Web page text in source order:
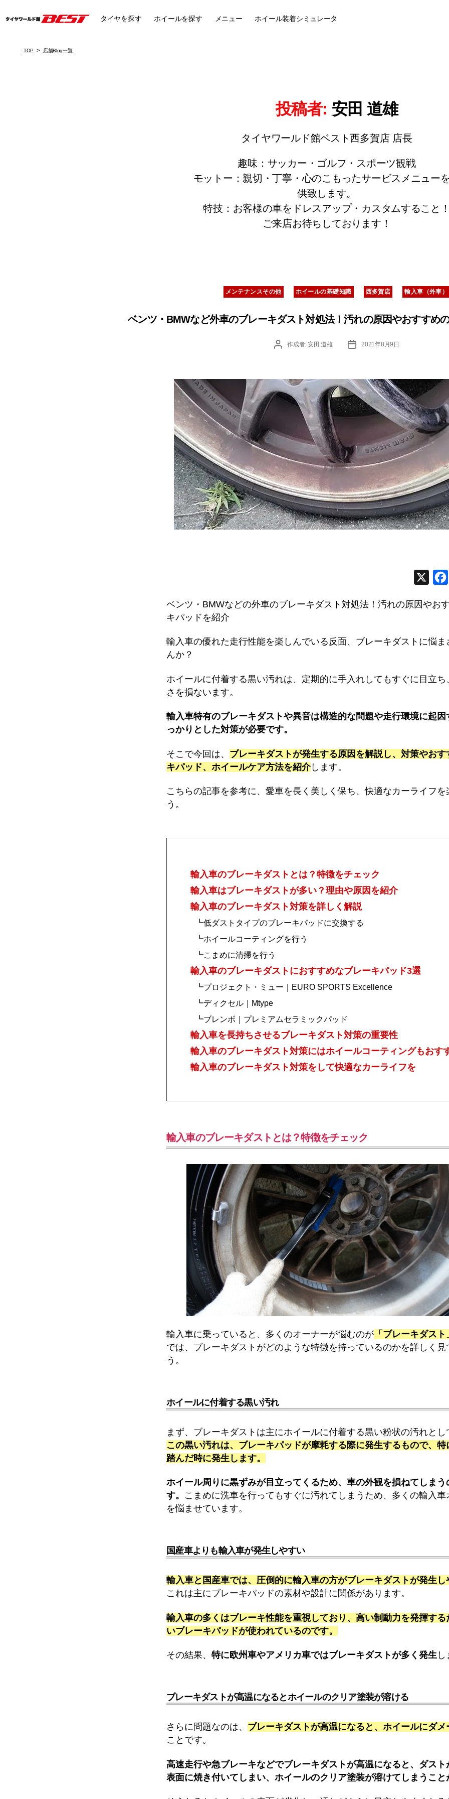
タイヤを探す ホイールを探す メニュー ホイール装着シミュレータ
TOP 店舗Blog一覧
投稿者: 安田 道雄
タイヤワールド館ベスト西多賀店 店長
趣味：サッカー・ゴルフ・スポーツ観戦
モットー：親切・丁寧・心のこもったサービスメニュー
供致します。
特技：お客様の車をドレスアップ・カスタムすること
ご来店お待ちしております！
カ
テ
ー
メンテナンスその他 ホイールの基礎知識 西多賀店 輸入車（外車）
ベンツ・BMWなど外車のブレーキダスト対処法！汚れの原因やおすすめ
投
作成者: 安田 道雄
投
2021年8月9日
ベンツ・BMWなどの外車のブレーキダスト対処法！汚れの原因やお
キパッドを紹介
輸入車の優れた走行性能を楽しんでいる反面、ブレーキダストに悩ま
んか？
ホイールに付着する黒い汚れは、定期的に手入れしてもすぐに目立ち
さを損ないます。
輸入車特有のブレーキダストや異音は構造的な問題や走行環境に起因
っかりとした対策が必要です。
そこで今回は、 ブレーキダストが発生する原因を解説し、対策やおす
キパッド、ホイールケア方法を紹介します。
こちらの記事を参考に、愛車を長く美しく保ち、快適なカーライフ
う。
輸入車のブレーキダストとは？特徴をチェック
輸入車はブレーキダストが多い？理由や原因を紹介
輸入車のブレーキダスト対策を詳しく解説
┗低ダストタイプのブレーキパッドに交換する
┗ホイールコーティングを行う
┗こまめに清掃を行う
輸入車のブレーキダストにおすすめなブレーキパッド3選
┗プロジェクト・ミュー｜EURO SPORTS Excellence
┗ディクセル｜Mtype
┗ブレンボ｜プレミアムセラミックパッド
輸入車を長持ちさせるブレーキダスト対策の重要性
輸入車のブレーキダスト対策にはホイールコーティングもおす
輸入車のブレーキダスト対策をして快適なカーライフを
輸入車のブレーキダストとは？特徴をチェック
輸入車に乗っていると、多くのオーナーが悩むのが 「ブレーキダスト
では、ブレーキダストがどのような特徴を持っているのかを詳しく見
う。
ホイールに付着する黒い汚れ
まず、ブレーキダストは主にホイールに付着する黒い粉状の汚れと
この黒い汚れは、ブレーキパッドが摩耗する際に発生するもので、
踏んだ時に発生します。
ホイール周りに黒ずみが目立ってくるため、車の外観を損ねてしまう
す。 こまめに洗車を行ってもすぐに汚れてしまうため、多くの輸入
を悩ませています。
国産車よりも輸入車が発生しやすい
輸入車と国産車では、圧倒的に輸入車の方がブレーキダストが発生し
これは主にブレーキパッドの素材や設計に関係があります。
輸入車の多くはブレーキ性能を重視しており、高い制動力を発揮する
いブレーキパッドが使われているのです。
その結果、 特に欧州車やアメリカ車ではブレーキダストが多く発生
ブレーキダストが高温になるとホイールのクリア塗装が溶ける
さらに問題なのは、 ブレーキダストが高温になると、ホイールにダメ
ことです。
高速走行や急ブレーキなどでブレーキダストが高温になると、ダスト
表面に焼き付いてしまい、ホイールのクリア塗装が溶けてしまうこと